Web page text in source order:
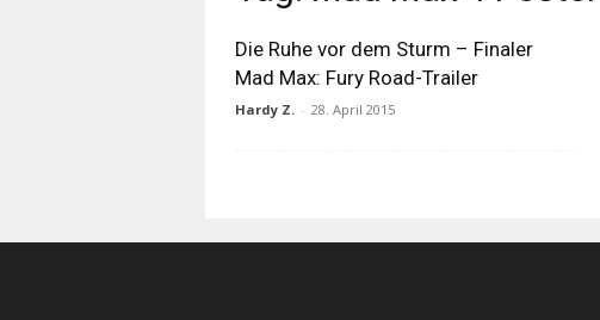
Die Ruhe vor dem Sturm – Finaler
Mad Max: Fury Road-Trailer
Hardy Z. - 28. April 2015